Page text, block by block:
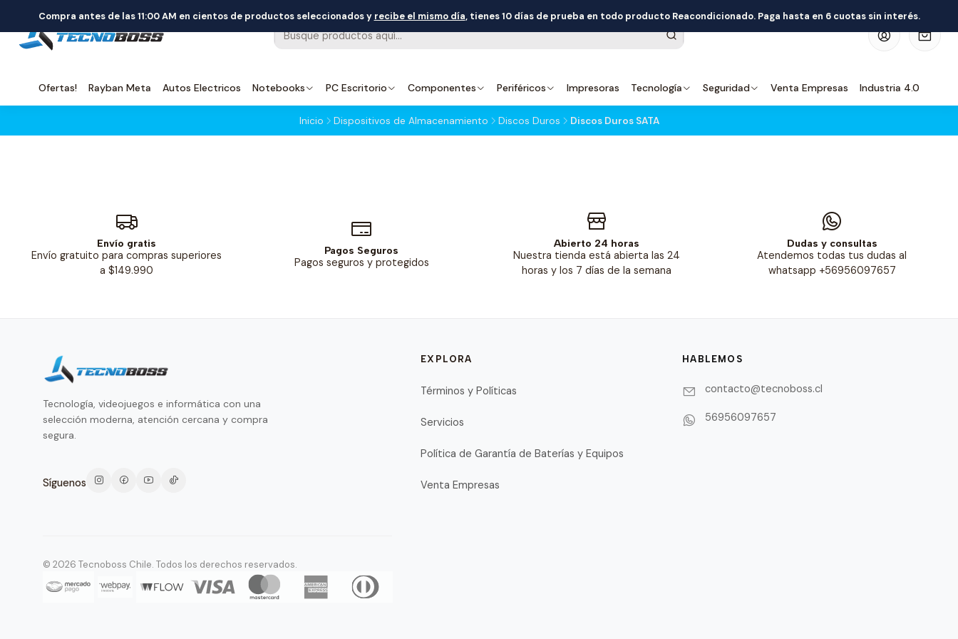
Ofertas! Rayban Meta Autos Electricos Notebooks PC Escritorio Componentes Periféricos Impresoras Tecnología Seguridad Venta Empresas Industria 4.0
Compra antes de las 11:00 AM en cientos de productos seleccionados y recibe el mismo día, tienes 10 días de prueba en todo producto Reacondicionado. Paga hasta en 6 cuotas sin interés.
Inicio Dispositivos de Almacenamiento Discos Duros Discos Duros SATA
Envío gratis
Envío gratuito para compras superiores
a $149.990
Pagos Seguros
Pagos seguros y protegidos
Abierto 24 horas
Nuestra tienda está abierta las 24
horas y los 7 días de la semana
Dudas y consultas
Atendemos todas tus dudas al
whatsapp +56956097657
Tecnología, videojuegos e informática con una
selección moderna, atención cercana y compra
segura.
Síguenos
EXPLORA
Términos y Políticas
Servicios
Política de Garantía de Baterías y Equipos
Venta Empresas
HABLEMOS
contacto@tecnoboss.cl
56956097657
© 2026 Tecnoboss Chile. Todos los derechos reservados.